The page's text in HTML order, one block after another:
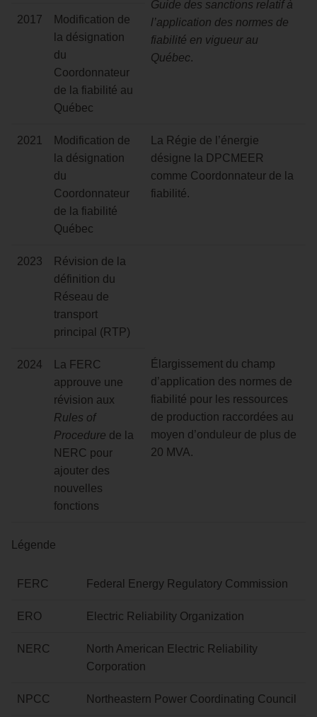
Guide des sanctions relatif à
l’application des normes de
fiabilité en vigueur au
Québec.
2017
Modification de
la désignation
du
Coordonnateur
de la fiabilité au
Québec
2021
Modification de
la désignation
du
Coordonnateur
de la fiabilité
Québec
La Régie de l’énergie
désigne la DPCMEER
comme Coordonnateur de la
fiabilité.
2023
Révision de la
définition du
Réseau de
transport
principal (RTP)
2024
La FERC
approuve une
révision aux
Rules of
Procedure de la
NERC pour
ajouter des
nouvelles
fonctions
Élargissement du champ
d’application des normes de
fiabilité pour les ressources
de production raccordées au
moyen d’onduleur de plus de
20 MVA.
Légende
FERC Federal Energy Regulatory Commission
ERO Electric Reliability Organization
NERC
North American Electric Reliability
Corporation
NPCC Northeastern Power Coordinating Council